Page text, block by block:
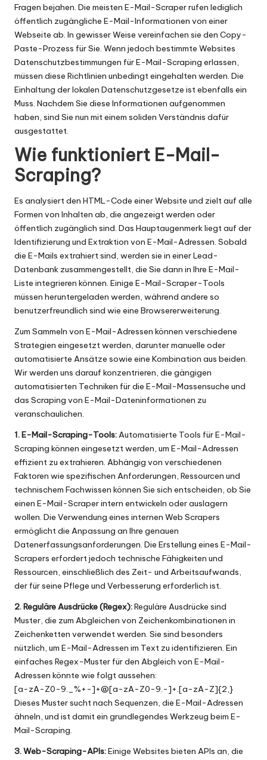
Fragen bejahen. Die meisten E-Mail-Scraper rufen lediglich
öffentlich zugängliche E-Mail-Informationen von einer
Webseite ab. In gewisser Weise vereinfachen sie den Copy-
Paste-Prozess für Sie. Wenn jedoch bestimmte Websites
Datenschutzbestimmungen für E-Mail-Scraping erlassen,
müssen diese Richtlinien unbedingt eingehalten werden. Die
Einhaltung der lokalen Datenschutzgesetze ist ebenfalls ein
Muss. Nachdem Sie diese Informationen aufgenommen
haben, sind Sie nun mit einem soliden Verständnis dafür
ausgestattet.
Wie funktioniert E-Mail-
Scraping?
Es analysiert den HTML-Code einer Website und zielt auf alle
Formen von Inhalten ab, die angezeigt werden oder
öffentlich zugänglich sind. Das Hauptaugenmerk liegt auf der
Identifizierung und Extraktion von E-Mail-Adressen. Sobald
die E-Mails extrahiert sind, werden sie in einer Lead-
Datenbank zusammengestellt, die Sie dann in Ihre E-Mail-
Liste integrieren können. Einige E-Mail-Scraper-Tools
müssen heruntergeladen werden, während andere so
benutzerfreundlich sind wie eine Browsererweiterung.
Zum Sammeln von E-Mail-Adressen können verschiedene
Strategien eingesetzt werden, darunter manuelle oder
automatisierte Ansätze sowie eine Kombination aus beiden.
Wir werden uns darauf konzentrieren, die gängigen
automatisierten Techniken für die E-Mail-Massensuche und
das Scraping von E-Mail-Dateninformationen zu
veranschaulichen.
1. E-Mail-Scraping-Tools:Automatisierte Tools für E-Mail-
Scraping können eingesetzt werden, um E-Mail-Adressen
effizient zu extrahieren. Abhängig von verschiedenen
Faktoren wie spezifischen Anforderungen, Ressourcen und
technischem Fachwissen können Sie sich entscheiden, ob Sie
einen E-Mail-Scraper intern entwickeln oder auslagern
wollen. Die Verwendung eines internen Web Scrapers
ermöglicht die Anpassung an Ihre genauen
Datenerfassungsanforderungen. Die Erstellung eines E-Mail-
Scrapers erfordert jedoch technische Fähigkeiten und
Ressourcen, einschließlich des Zeit- und Arbeitsaufwands,
der für seine Pflege und Verbesserung erforderlich ist.
2. Reguläre Ausdrücke (Regex):Reguläre Ausdrücke sind
Muster, die zum Abgleichen von Zeichenkombinationen in
Zeichenketten verwendet werden. Sie sind besonders
nützlich, um E-Mail-Adressen im Text zu identifizieren. Ein
einfaches Regex-Muster für den Abgleich von E-Mail-
Adressen könnte wie folgt aussehen:
[a-zA-Z0-9._%+-]+@[a-zA-Z0-9.-]+.[a-zA-Z]{2,}
Dieses Muster sucht nach Sequenzen, die E-Mail-Adressen
ähneln, und ist damit ein grundlegendes Werkzeug beim E-
Mail-Scraping.
3. Web-Scraping-APIs:Einige Websites bieten APIs an, die